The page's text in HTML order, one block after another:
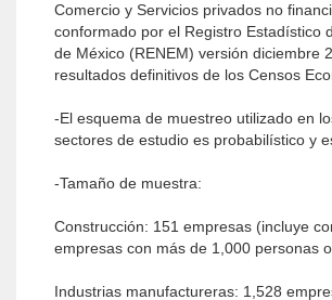
Comercio y Servicios privados no
conformado por el Registro Estadístico
de México (RENEM) versión diciembre
resultados definitivos de los Censos
-El esquema de muestreo utilizado en
sectores de estudio es probabilístico y
-Tamaño de muestra:
Construcción: 151 empresas (in­cluye
empresas con más de 1,000 personas
Industrias manufactureras: 1,528